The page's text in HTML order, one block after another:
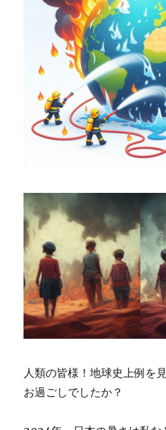
人類の皆様！地球史上例を
お過ごしでしたか？